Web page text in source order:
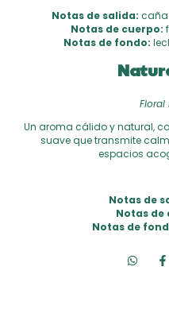
Notas de salida: caña
Notas de cuerpo:
Notas de fondo:
Floral
Un aroma cálido y natural,
suave que transmite
espacios
Notas de
Notas de
Notas de